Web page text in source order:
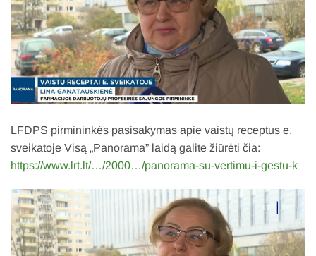
LFDPS pirmininkės pasisakymas apie vaistų receptus e.
sveikatoje Visą „Panorama” laidą galite žiūrėti čia:
https://www.lrt.lt/…/2000…/panorama-su-vertimu-i-gestu-k